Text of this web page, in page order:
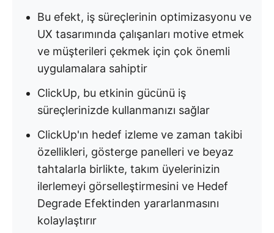
Bu efekt, iş süreçlerinin optimizasyonu ve
UX tasarımında çalışanları motive etmek
ve müşterileri çekmek için çok önemli
uygulamalara sahiptir
ClickUp, bu etkinin gücünü iş
süreçlerinizde kullanmanızı sağlar
ClickUp'ın hedef izleme ve zaman takibi
özellikleri, gösterge panelleri ve beyaz
tahtalarla birlikte, takım üyelerinizin
ilerlemeyi görselleştirmesini ve Hedef
Degrade Efektinden yararlanmasını
kolaylaştırır